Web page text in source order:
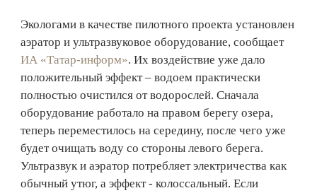
Экологами в качестве пилотного проекта установлен
аэратор и ультразвуковое оборудование, сообщает
ИА «Татар-информ». Их воздействие уже дало
положительный эффект – водоем практически
полностью очистился от водорослей. Сначала
оборудование работало на правом берегу озера,
теперь переместилось на середину, после чего уже
будет очищать воду со стороны левого берега.
Ультразвук и аэратор потребляет электричества как
обычный утюг, а эффект - колоссальный. Если